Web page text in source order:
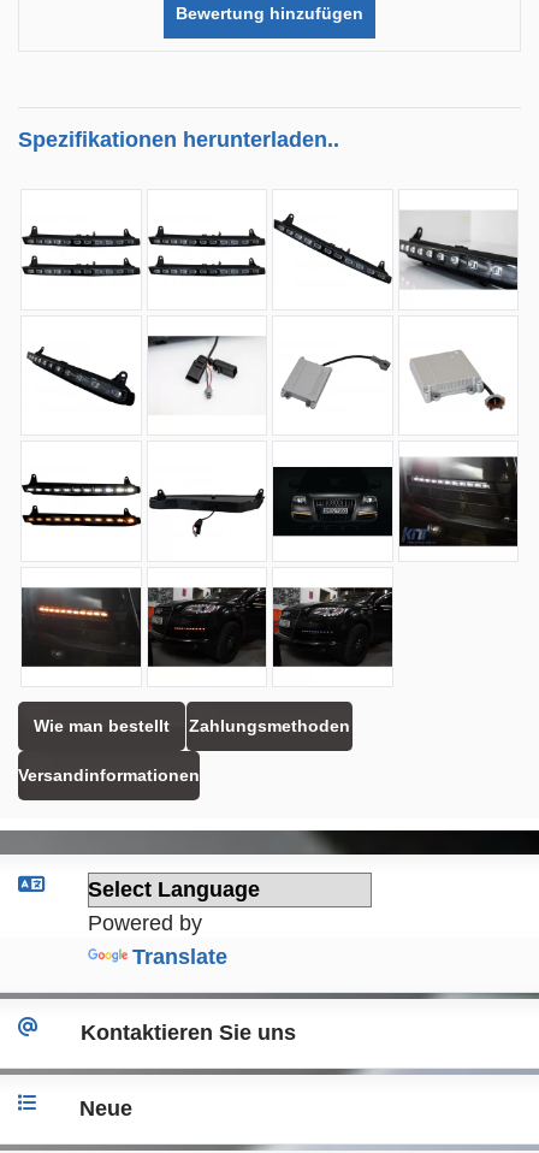
Bewertung hinzufügen
Spezifikationen herunterladen..
Wie man bestellt Zahlungsmethoden
Versandinformationen
Powered by
Translate
Kontaktieren Sie uns
Neue